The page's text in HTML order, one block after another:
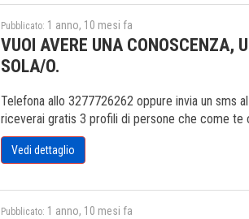
Pubblicato: 1 anno, 10 mesi fa
VUOI AVERE UNA CONOSCENZA,
SOLA/O.
Telefona allo 3277726262 oppure invia un sms
riceverai gratis 3 profili di persone che come te
Vedi dettaglio
Pubblicato: 1 anno, 10 mesi fa